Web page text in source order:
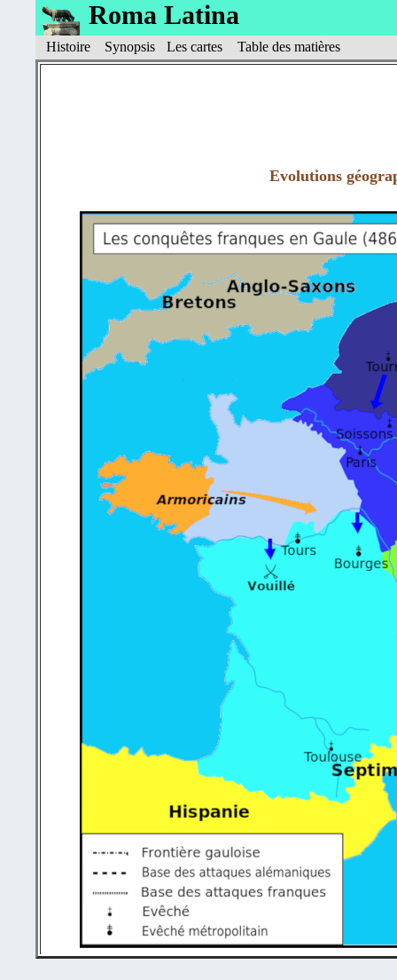
Roma Latina
Histoire Synopsis Les cartes Table des matières
Evolutions